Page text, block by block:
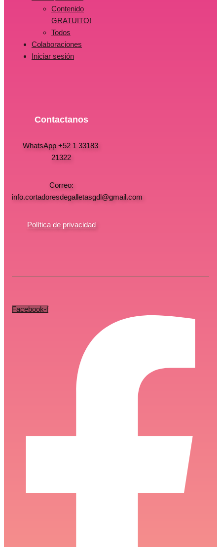
Contenido
GRATUITO!
Todos
Colaboraciones
Iniciar sesión
Contactanos
WhatsApp +52 1 33183
21322
Correo:
info.cortadoresdegalletasgdl@gmail.com
Política de privacidad
Facebook-f